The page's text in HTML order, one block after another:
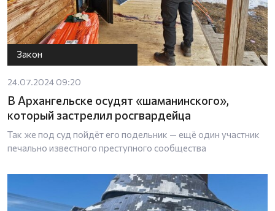
Закон
24.07.2024 09:20
В Архангельске осудят «шаманинского»,
который застрелил росгвардейца
Так же под суд пойдёт его подельник — ещё один участник
печально известного преступного сообщества